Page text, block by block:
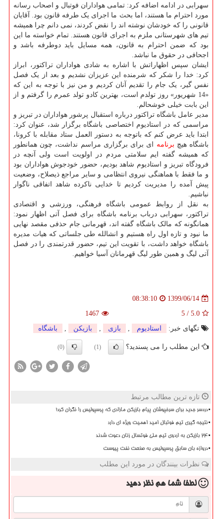
سهرابی در ادامه اضافه کرد: تمامی هواداران فوتبال و اصحاب رسانه
مورد احترام ما هستند، اما بحث ما اجرای یک طرفه قانون بود. آقایان
قانونی را که خودشان نوشته اند را نقض کردند، نمی دانم چرا همیشه
تیم های شهرستانی ملزم به اجرای قانون هستند. تمام خواسته ما این
بود که ضمن احترام به قانون، همه مسایل باید دوطرفه باشد و
اجحافی در حقوق ما نباشد.
ایشان سپس اظهاراتش با اشاره به شادی هواداران تراکتور، ابراز
کرد: خدا را شکر که شرمنده این عزیزان نشدیم و بعد از یک فصل
نفس گیر، یک جام را تقدیم آنان کردیم و من نیز با توجه به این که
«14 شهریور» روز تولدم است، بهترین کادو تولد عمرم را گرفتم و از
این بابت خیلی خوشحالم.
مدیر عامل باشگاه تراکتور درباره استقبال پرشور هواداران در تبریز و
مراسمی که در استادیوم اختصاصی باشگاه برگزار شد، عنوان کرد:
ابتدا باید عرض کنم که باتوجه به دستور العمل ستاد مقابله با کرونا،
باشگاه هیچ برنامه ای برای برگزاری مراسم نداشت، چون همانطور
که همیشه گفته ایم سلامتی مردم در اولویت است ولی آنچه در
فرودگاه تبریز و استادیوم شاهد بودیم، حضور خودجوش هواداران بود
و ما فقط با هماهنگی نیروی انتظامی و سایر مراجع ذیصلاح، وضعیت
پیش آمده را مدیریت کردیم تا خدایی ناکرده شاهد اتفاقی ناگوار
نباشیم.
به نقل از روابط عمومی باشگاه فرهنگی، ورزشی و اقتصادی
تراکتور، سهرابی درباب برنامه باشگاه برای فصل آتی اظهار نمود:
همانگونه که مالک باشگاه گفته اند، قهرمانی جام حذفی مقصد نهایی
ما نبود و تازه اول راه هستیم و انشالله طی جلساتی که هیات مدیره
باشگاه خواهد داشت، با تقویت این تیم، حضور قدرتمندی را در فصل
آتی لیگ و همین طور لیگ قهرمانان آسیا خواهیم.
1399/06/14
08:38:10
5.0
/
5
1467
تگهای خبر:
استادیوم , بازی , بازیكن , باشگاه
این مطلب را می پسندید؟ (1)
(0)
تازه ترین مطالب مرتبط
دردسر جدید برای سرخپوشان پیام بازیکن مازادی که پرسپولیس را نگران کرد!
نتیجه گیری تیم فوتبال امید اهمیت ویژه ای دارد
۲۴ بازیکن به اردوی تیم ملی فوتسال زنان دعوت شدند
دروازه بان سابق پرسپولیس به صنعت نفت پیوست
نظرات بینندگان در مورد این مطلب
لطفا شما همنظر دهید